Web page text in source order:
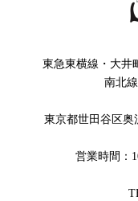
東急東横線・大井
南北
東京都世田谷区
営業時間：